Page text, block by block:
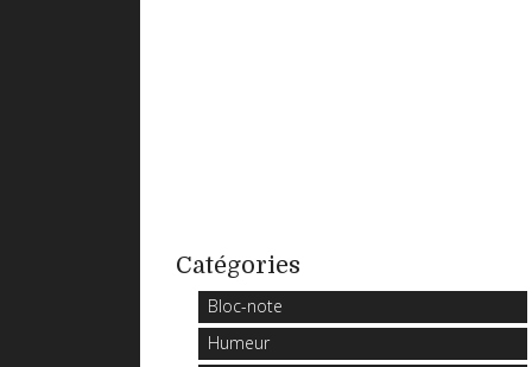
Catégories
Bloc-note
Humeur